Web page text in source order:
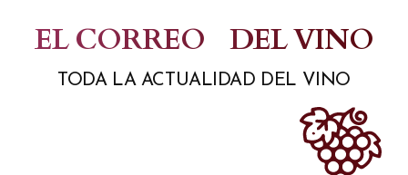
contenido
EL CORREO DEL VINO
TODA LA ACTUALIDAD DEL VINO